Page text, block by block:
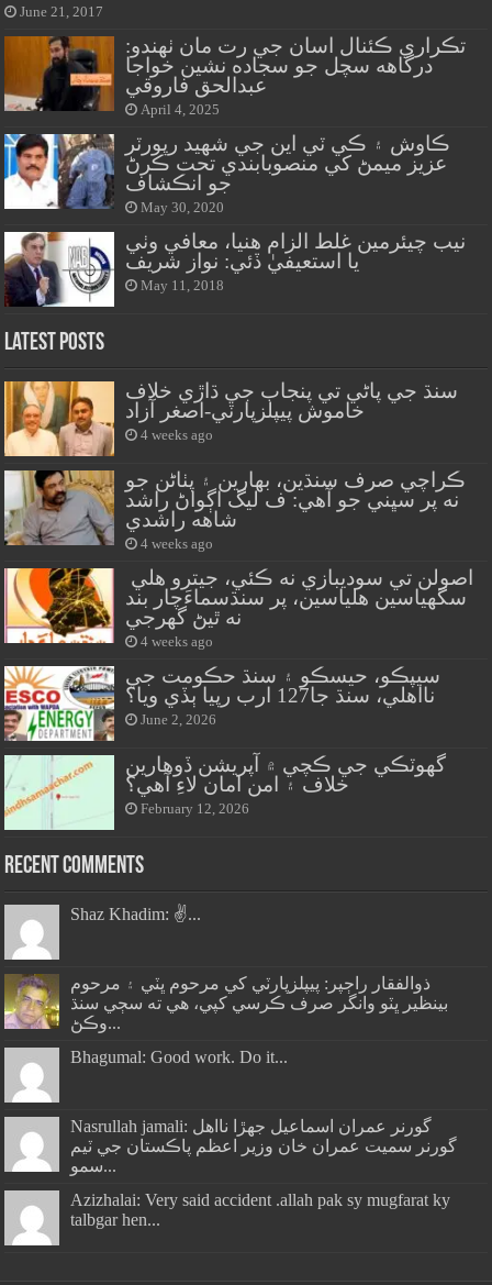
June 21, 2017
تڪراري ڪئنال اسان جي رت مان ٺھندو:
درگاهه سچل جو سجاده نشين خواجا
عبدالحق فاروقي
April 4, 2025
ڪاوش ۽ ڪي ٽي اين جي شهيد رپورٽر
عزيز ميمڻ کي منصوبابندي تحت ڪرڻ
جو انڪشاف
May 30, 2020
نيب چيئرمين غلط الزام هنيا، معافي وٺي
يا استعيفيٰ ڏئي: نواز شريف
May 11, 2018
Latest Posts
سنڌ جي پاڻي تي پنجاب جي ڌاڙي خلاف
خاموش پيپلزپارٽي-اصغر آزاد
4 weeks ago
ڪراچي صرف سنڌين، بهارين ۽ پٺاڻن جو
نه پر سڀني جو آهي: ف ليگ اڳواڻ راشد
شاهه راشدي
4 weeks ago
سگهياسين هلياسين، پر سنڌسماءَچار بند
نه ٿيڻ گهرجي
4 weeks ago
سيپڪو، حيسڪو ۽ سنڌ حڪومت جي
نااهلي، سنڌ جا127 ارب رپيا ٻڏي ويا؟
June 2, 2026
گهوٽڪي جي ڪچي ۾ آپريشن ڏوهارين
خلاف ۽ امن امان لاءِ آهي؟
February 12, 2026
Recent Comments
Shaz Khadim: ✌️...
ذوالفقار راڄپر: پيپلزپارٽي کي مرحوم ڀٽي ۽ مرحوم
بينظير ڀٽو وانگر صرف ڪرسي کپي، هي ته سڄي سنڌ
وڪڻ...
Bhagumal: Good work. Do it...
Nasrullah jamali: گورنر عمران اسماعيل جھڙا نااهل
گورنر سميت عمران خان وزير اعظم پاڪستان جي ٽيم
سمو...
Azizhalai: Very said accident .allah pak sy mugfarat ky
talbgar hen...